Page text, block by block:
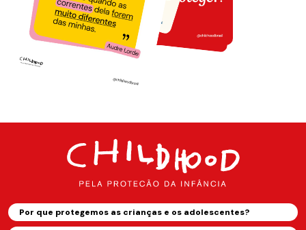
Por que protegemos as crianças e os adolescentes?